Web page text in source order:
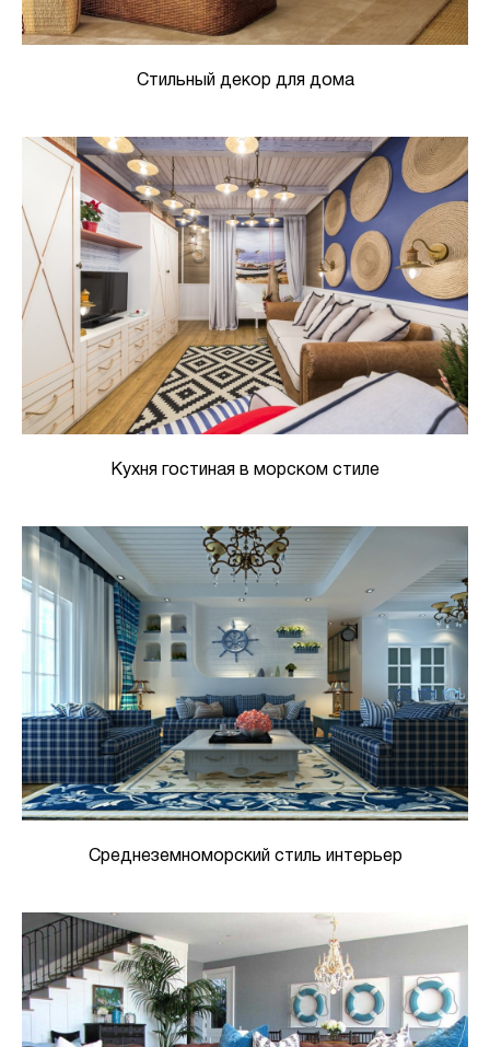
Стильный декор для дома
Кухня гостиная в морском стиле
Среднеземноморский стиль интерьер